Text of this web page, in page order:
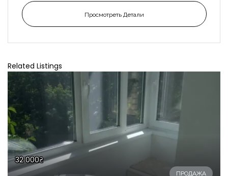
Просмотреть Детали
Related Listings
32 000₴
ПРОДАЖА